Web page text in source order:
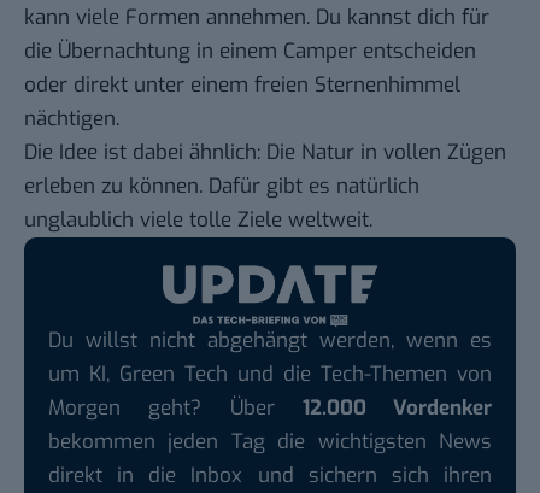
kann viele Formen annehmen. Du kannst dich für
die Übernachtung in einem Camper entscheiden
oder direkt unter einem freien Sternenhimmel
nächtigen.
Die Idee ist dabei ähnlich: Die Natur in vollen Zügen
erleben zu können. Dafür gibt es natürlich
unglaublich viele tolle Ziele weltweit.
Du willst nicht abgehängt werden, wenn es
um KI, Green Tech und die Tech-Themen von
Morgen geht? Über 12.000 Vordenker
bekommen jeden Tag die wichtigsten News
direkt in die Inbox und sichern sich ihren